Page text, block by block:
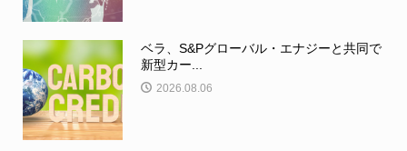
ベラ、S&Pグローバル・エナジーと共同で
新型カー...
2026.08.06